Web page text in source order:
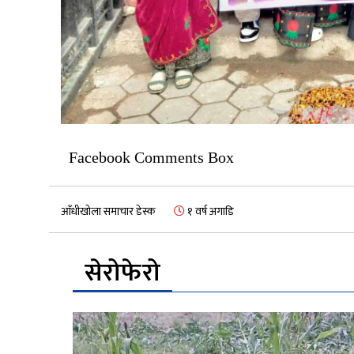
Facebook Comments Box
आँधीखोला समाचार डेस्क १ वर्ष अगाडि
सेरोफेरो